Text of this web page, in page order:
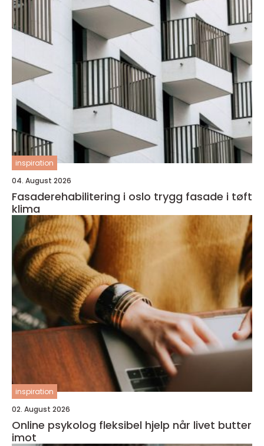
inspiration
04. August 2026
Fasaderehabilitering i oslo trygg fasade i tøft
klima
inspiration
02. August 2026
Online psykolog fleksibel hjelp når livet butter
imot